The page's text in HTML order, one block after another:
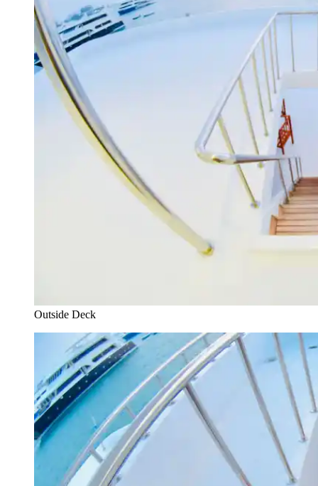
Outside Deck